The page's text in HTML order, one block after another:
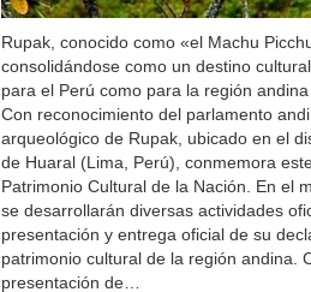
Rupak, conocido como «el Machu
consolidándose como un destino
para el Perú como para la región
Con reconocimiento del parlamento
arqueológico de Rupak, ubicado en el
de Huaral (Lima, Perú), conmemora
Patrimonio Cultural de la Nación. En el
se desarrollarán diversas actividades
presentación y entrega oficial de su
patrimonio cultural de la región andina.
presentación de…